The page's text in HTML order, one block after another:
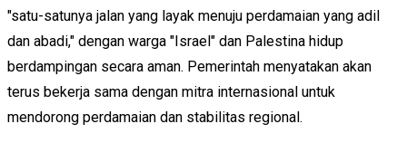
"satu-satunya jalan yang layak menuju perdamaian yang adil
dan abadi," dengan warga "Israel" dan Palestina hidup
berdampingan secara aman. Pemerintah menyatakan akan
terus bekerja sama dengan mitra internasional untuk
mendorong perdamaian dan stabilitas regional.